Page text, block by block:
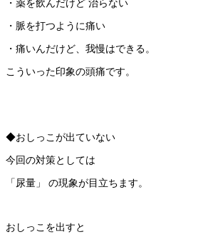
・薬を飲んだけど 治らない
・脈を打つように痛い
・痛いんだけど、我慢はできる。
こういった印象の頭痛です。
◆おしっこが出ていない
今回の対策としては
「尿量」 の現象が目立ちます。
おしっこを出すと